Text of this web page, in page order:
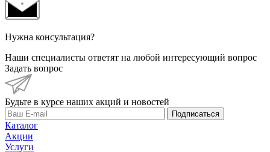
Нужна консультация?
Наши специалисты ответят на любой интересующий вопрос
Задать вопрос
Будьте в курсе наших акций и новостей
Подписаться
Каталог
Акции
Услуги